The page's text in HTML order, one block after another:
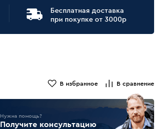
Бесплатная доставка
при покупке от 3000р
В избранное В сравнение
Нужна помощь?
Получите консультацию